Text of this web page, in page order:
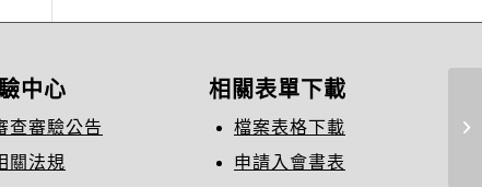
中心
查審驗公告
關法規
相關表單下載
檔案表格下載
申請入會書表